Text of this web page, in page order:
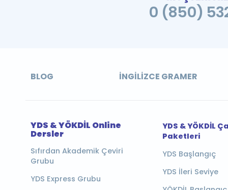
0 (850)
BLOG İNGILIZCE GRAMER
YDS & YÖKDİL Online
Dersler
Sıfırdan Akademik Çeviri
Grubu
YDS Express Grubu
YDS & YÖKDİL
Paketleri
YDS Başlangıç
YDS İleri Seviye